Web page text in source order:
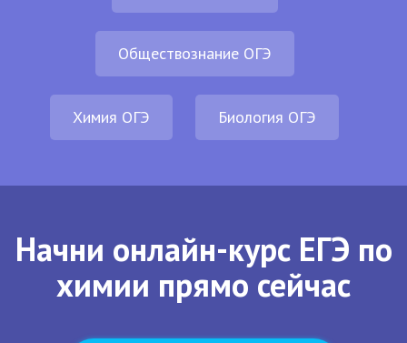
Обществознание ОГЭ
Химия ОГЭ Биология ОГЭ
Начни онлайн-курс ЕГЭ по
химии прямо сейчас